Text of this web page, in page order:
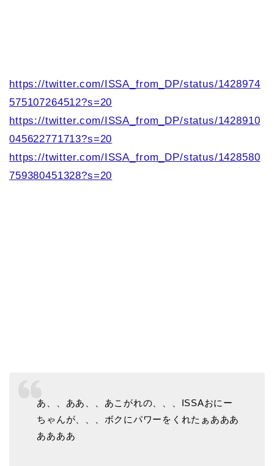
https://twitter.com/ISSA_from_DP/status/1428974
575107264512?s=20
https://twitter.com/ISSA_from_DP/status/1428910
045622771713?s=20
https://twitter.com/ISSA_from_DP/status/1428580
759380451328?s=20
あ、、ああ、、あこがれの、、、ISSAおにー
ちゃんが、、、ボクにパワーをくれたぁあああ
ああああ